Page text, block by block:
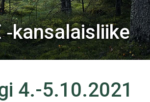
‑kansalaisliike
4.-5.10.2021